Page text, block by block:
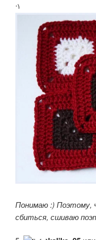
:)
Понимаю :) Поэтому,
сбиться, сшиваю